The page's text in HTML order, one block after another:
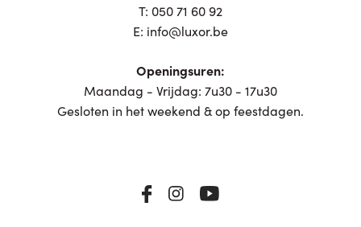
T: 050 71 60 92
E: info@luxor.be
Openingsuren:
Maandag - Vrijdag: 7u30 - 17u30
Gesloten in het weekend & op feestdagen.